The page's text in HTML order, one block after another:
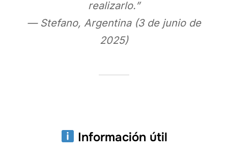
realizarlo.”
— Stefano, Argentina (3 de junio de
2025)
Información útil